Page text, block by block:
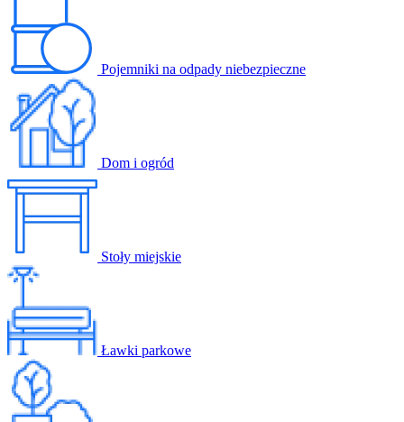
Pojemniki na odpady niebezpieczne
Dom i ogród
Stoły miejskie
Ławki parkowe